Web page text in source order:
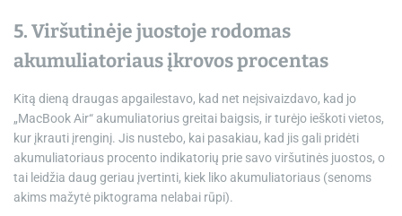
5. Viršutinėje juostoje rodomas
akumuliatoriaus įkrovos procentas
Kitą dieną draugas apgailestavo, kad net neįsivaizdavo, kad jo
„MacBook Air“ akumuliatorius greitai baigsis, ir turėjo ieškoti vietos,
kur įkrauti įrenginį. Jis nustebo, kai pasakiau, kad jis gali pridėti
akumuliatoriaus procento indikatorių prie savo viršutinės juostos, o
tai leidžia daug geriau įvertinti, kiek liko akumuliatoriaus (senoms
akims mažytė piktograma nelabai rūpi).